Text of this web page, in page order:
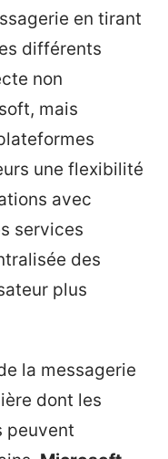
en tirant
différents
non
mais
une flexibilité
avec
services
des
plus
la messagerie
dont les
peuvent